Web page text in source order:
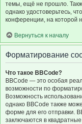
темы, ещё не прошло.
однако удостоверьтесь,
конференции, на которой
Вернуться к началу
Форматирование
Что такое BBCode?
BBCode — это особая
возможности по
Возможность
однако BBCode также
форме для его отправки.
заключаются в